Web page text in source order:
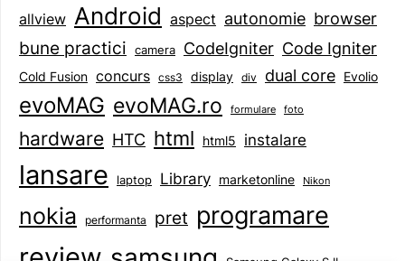
allview Android aspect autonomie browser
bune practici camera CodeIgniter Code Igniter
Cold Fusion concurs css3 display div dual core Evolio
evoMAG evoMAG.ro formulare foto
hardware HTC html html5 instalare
lansare laptop Library marketonline Nikon
nokia performanta pret programare